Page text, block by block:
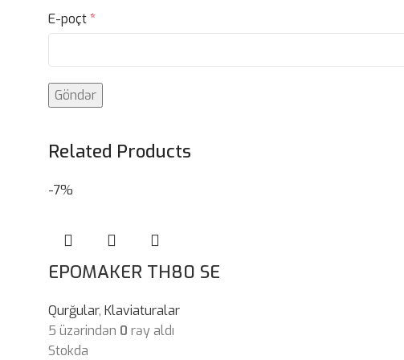
E-poçt*
Related Products
-7%
EPOMAKER TH80 SE
Qurğular, Klaviaturalar
5 üzərindən 0 rəy aldı
Stokda